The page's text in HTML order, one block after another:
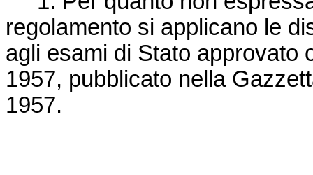
regolamento si applicano le
agli esami di Stato approvato
1957, pubblicato nella
1957.